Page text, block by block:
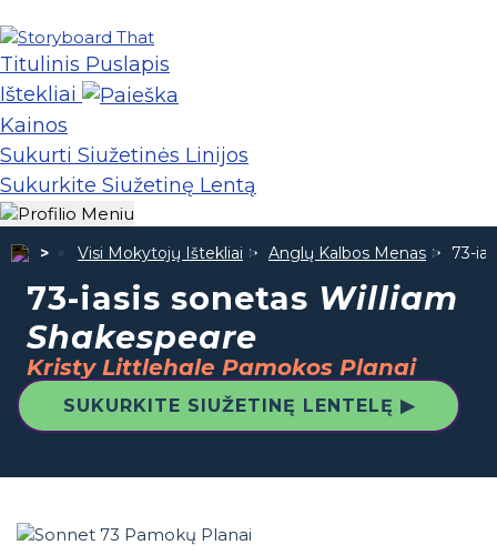
Titulinis Puslapis
Ištekliai
Kainos
Sukurti Siužetinės Linijos
Sukurkite Siužetinę Lentą
Visi Mokytojų Ištekliai Anglų Kalbos Menas 73-
73-iasis sonetas William
Shakespeare
Kristy Littlehale Pamokos Planai
SUKURKITE SIUŽETINĘ LENTELĘ ▶